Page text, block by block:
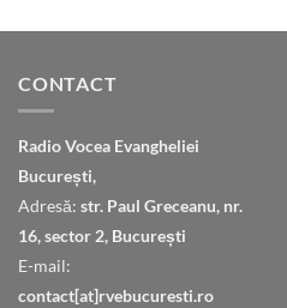
CONTACT
Radio Vocea Evangheliei
București,
Adresă: str. Paul Greceanu, nr.
16, sector 2, București
E-mail:
contact[at]rvebucuresti.ro